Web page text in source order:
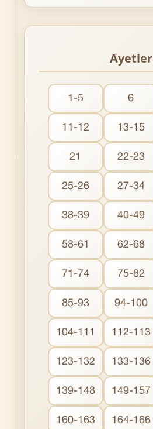
Ayetler
1-5 6
11-12 13-15
21 22-23
25-26 27-34
38-39 40-49
58-61 62-68
71-74 75-82
85-93 94-100
104-111 112-113
123-132 133-136
139-148 149-157
160-163 164-166